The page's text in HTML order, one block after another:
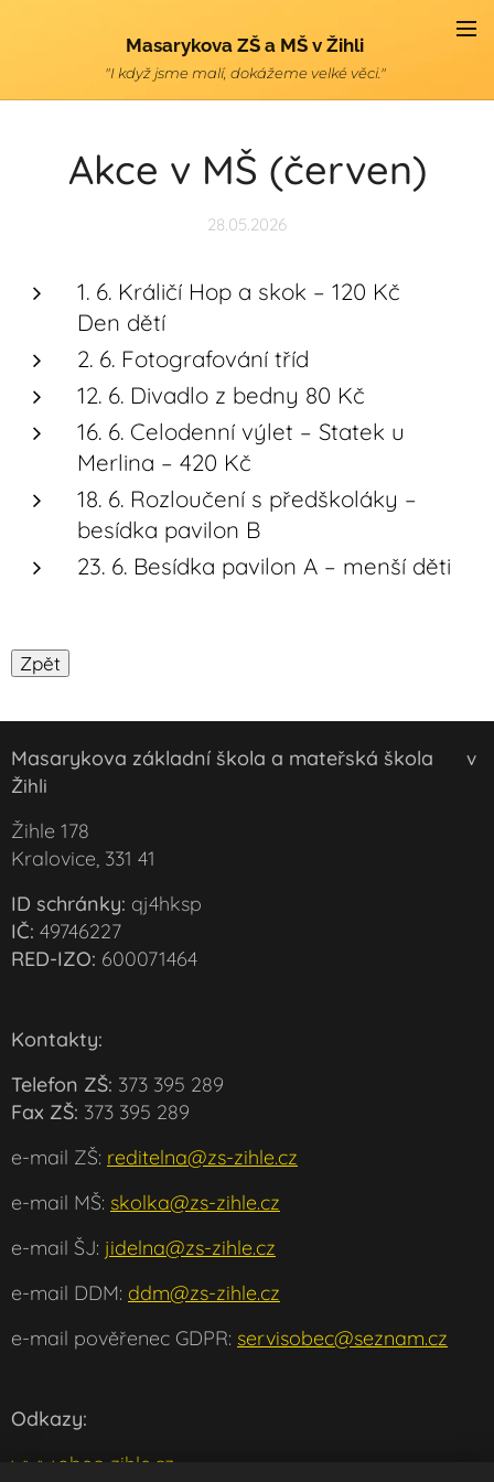
Masarykova ZŠ a MŠ v Žihli
"I když jsme malí, dokážeme velké věci."
Akce v MŠ (červen)
28.05.2026
1. 6. Králičí Hop a skok – 120 Kč
Den dětí
2. 6. Fotografování tříd
12. 6. Divadlo z bedny 80 Kč
16. 6. Celodenní výlet – Statek u
Merlina – 420 Kč
18. 6. Rozloučení s předškoláky –
besídka pavilon B
23. 6. Besídka pavilon A – menší děti
Masarykova základní škola a mateřská škola v
Žihli
Žihle 178
Kralovice, 331 41
ID schránky: qj4hksp
IČ: 49746227
RED-IZO: 600071464
Kontakty:
Telefon ZŠ: 373 395 289
Fax ZŠ: 373 395 289
e-mail ZŠ: reditelna@zs-zihle.cz
e-mail MŠ: skolka@zs-zihle.cz
e-mail ŠJ: jidelna@zs-zihle.cz
e-mail DDM: ddm@zs-zihle.cz
e-mail pověřenec GDPR: servisobec@seznam.cz
Odkazy:
www.obec-zihle.cz